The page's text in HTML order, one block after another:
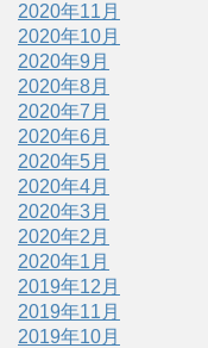
2020年11月
2020年10月
2020年9月
2020年8月
2020年7月
2020年6月
2020年5月
2020年4月
2020年3月
2020年2月
2020年1月
2019年12月
2019年11月
2019年10月